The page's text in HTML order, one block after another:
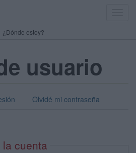
¿Dónde estoy?
usuario
Olvidé mi contraseña
cuenta